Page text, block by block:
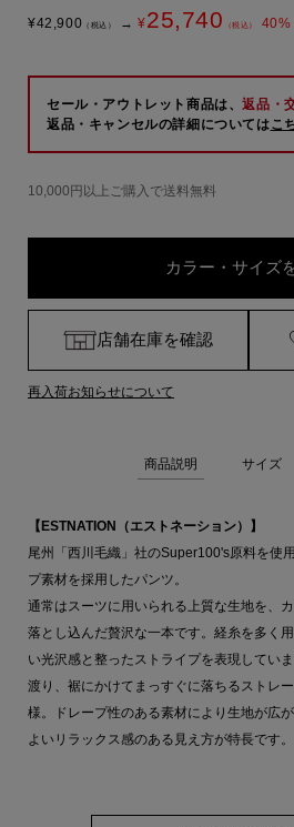
¥42,900 （税込） → ¥25,740 （税込） 40%
セール・アウトレット商品は、返品・
返品・キャンセルの詳細についてはこ
10,000円以上ご購入で送料無料
カラー・サイズ
店舗在庫を確認
再入荷お知らせについて
商品説明 サイズ
【ESTNATION（エストネーション）】
尾州「西川毛織」社のSuper100's原料を使
プ素材を採用したパンツ。
通常はスーツに用いられる上質な生地を、
落とし込んだ贅沢な一本です。経糸を多く
い光沢感と整ったストライプを表現してい
渡り、裾にかけてまっすぐに落ちるストレ
様。ドレープ性のある素材により生地が広
よいリラックス感のある見え方が特長です。